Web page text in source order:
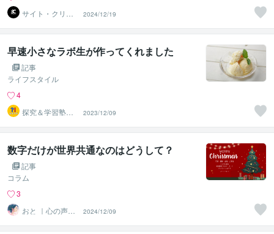
サイト・クリエ
イティブ
2024/12/19
早速小さなラボ生が作ってくれました
記事
ライフスタイル
4
探究＆学習塾｜
なぜラボ
2023/12/09
数字だけが世界共通なのはどうして？
記事
コラム
3
おと ｜心の声に
寄り添うセラピ
スト
2024/12/09